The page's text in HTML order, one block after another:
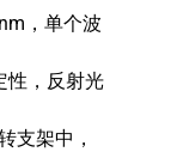
，单个波
性，反射光
支架中，